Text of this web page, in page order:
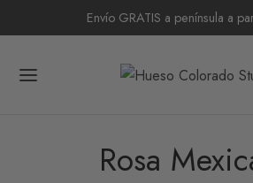
Envío GRATIS a península a
Rosa